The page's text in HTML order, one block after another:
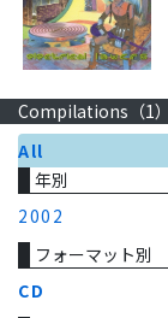
Compilations（1）
All
年別
2002
フォーマット別
CD